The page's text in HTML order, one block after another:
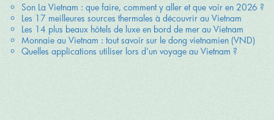
Son La Vietnam : que faire, comment y aller et que voir en 2026 ?
Les 17 meilleures sources thermales à découvrir au Vietnam
Les 14 plus beaux hôtels de luxe en bord de mer au Vietnam
Monnaie au Vietnam : tout savoir sur le dong vietnamien (VND)
Quelles applications utiliser lors d'un voyage au Vietnam ?